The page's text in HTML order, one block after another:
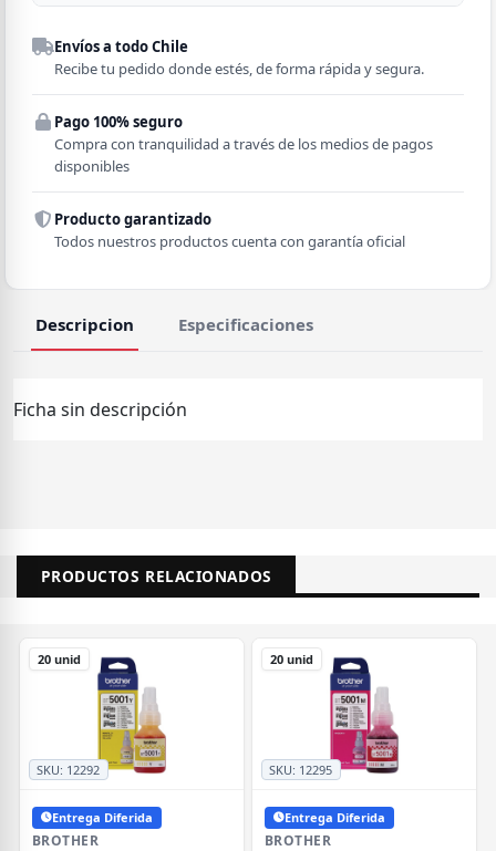
Despacho a domicilio
Región
Comuna
Envíos a todo Chile
Recibe tu pedido donde estés, de forma rápida y segura.
Pago 100% seguro
Compra con tranquilidad a través de los medios de pagos
disponibles
Producto garantizado
Todos nuestros productos cuenta con garantía oficial
Descripcion Especificaciones
Ficha sin descripción
PRODUCTOS RELACIONADOS
SKU: 12292
20 unid
Entrega Diferida
BROTHER
SKU: 12295
20 unid
Entrega Diferida
BROTHER